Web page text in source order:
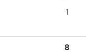
1
8